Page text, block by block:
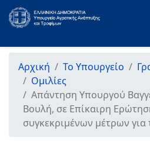
Αρχική Το Υπουργείο
Ομιλίες
Απάντηση Υπουργού
Βουλή, σε Επίκαιρη
συγκεκριμένων μέτρων για